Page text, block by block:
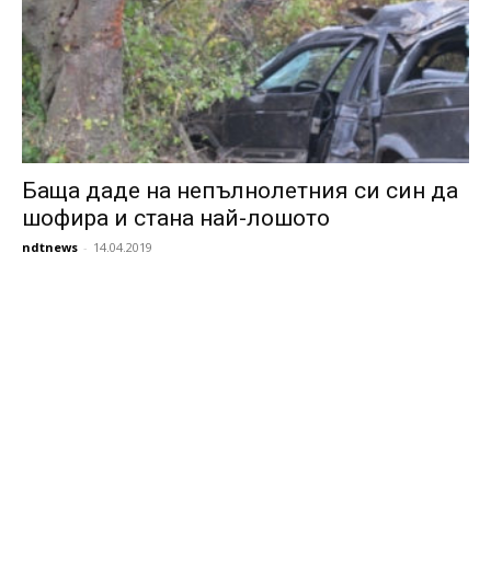
Баща даде на непълнолетния си син да
шофира и стана най-лошото
ndtnews - 14.04.2019